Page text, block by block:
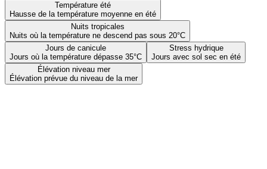
Température été
Hausse de la température moyenne en été
Nuits tropicales
Nuits où la température ne descend pas sous 20°C
Jours de canicule
Jours où la température dépasse 35°C
Stress hydrique
Jours avec sol sec en été
Élévation niveau mer
Élévation prévue du niveau de la mer